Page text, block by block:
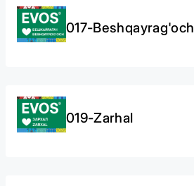
017-Beshqayrag'och
019-Zarhal